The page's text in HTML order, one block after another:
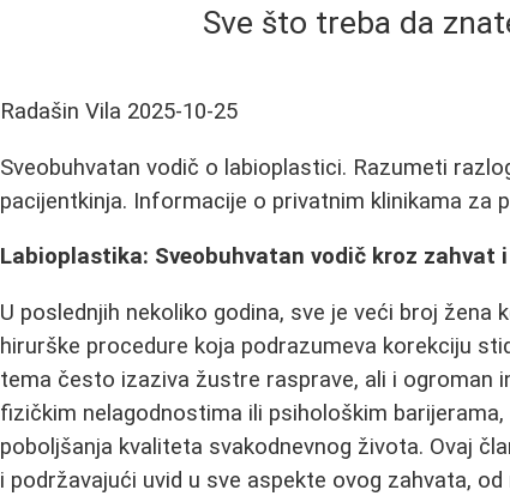
Sve što treba da
Radašin Vila 2025-10-25
Sveobuhvatan vodič o labioplastici. Razumeti
pacijentkinja. Informacije o privatnim klinikama za
Labioplastika: Sveobuhvatan vodič kroz zahvat
U poslednjih nekoliko godina, sve je veći broj
hirurške procedure koja podrazumeva korekciju
tema često izaziva žustre rasprave, ali i ogroman
fizičkim nelagodnostima ili psihološkim
poboljšanja kvaliteta svakodnevnog života. Ovaj
i podržavajući uvid u sve aspekte ovog zahvata,